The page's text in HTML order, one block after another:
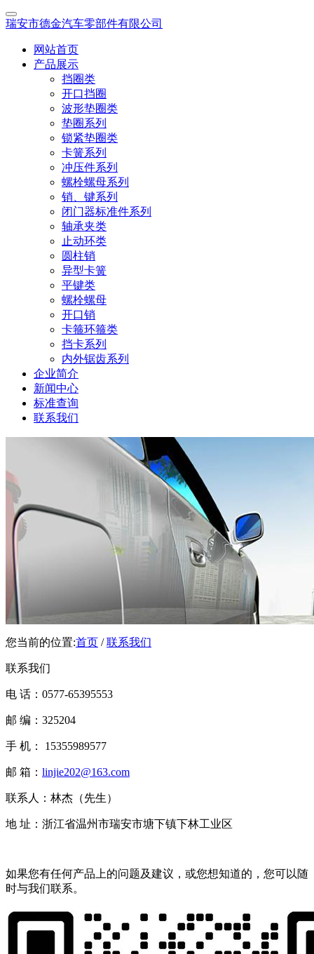
瑞安市德金汽车零部件有限公司
网站首页
产品展示
挡圈类
开口挡圈
波形垫圈类
垫圈系列
锁紧垫圈类
卡簧系列
冲压件系列
螺栓螺母系列
销、键系列
闭门器标准件系列
轴承夹类
止动环类
圆柱销
异型卡簧
平键类
螺栓螺母
开口销
卡箍环箍类
挡卡系列
内外锯齿系列
企业简介
新闻中心
标准查询
联系我们
您当前的位置:首页 /联系我们
联系我们
电 话：0577-65395553
邮 编：325204
手 机： 15355989577
邮 箱： linjie202@163.com
联系人：林杰（先生）
地 址：浙江省温州市瑞安市塘下镇下林工业区
如果您有任何产品上的问题及建议，或您想知道的，您可以随
时与我们联系。